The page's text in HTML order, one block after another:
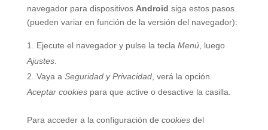
navegador para dispositivos Android siga estos pasos
(pueden variar en función de la versión del navegador):
Ejecute el navegador y pulse la tecla Menú, luego
Ajustes.
Vaya a Seguridad y Privacidad, verá la opción
Aceptar cookiespara que active o desactive la casilla.
Para acceder a la configuración de cookiesdel